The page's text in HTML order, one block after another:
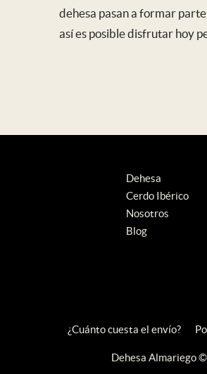
dehesa pasan a formar
así es posible disfrutar hoy
Dehesa
Cerdo Ibérico
Nosotros
Blog
¿Cuánto cuesta el envío?
Dehesa Almariego